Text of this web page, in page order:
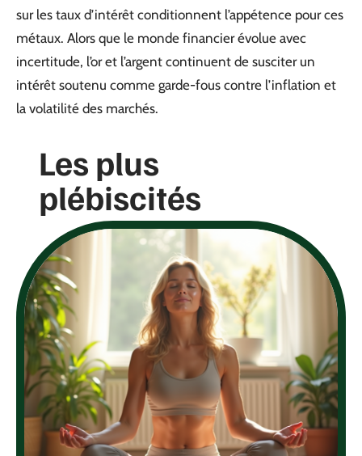
sur les taux d’intérêt conditionnent l’appétence pour ces
métaux. Alors que le monde financier évolue avec
incertitude, l’or et l’argent continuent de susciter un
intérêt soutenu comme garde-fous contre l’inflation et
la volatilité des marchés.
Les plus
plébiscités